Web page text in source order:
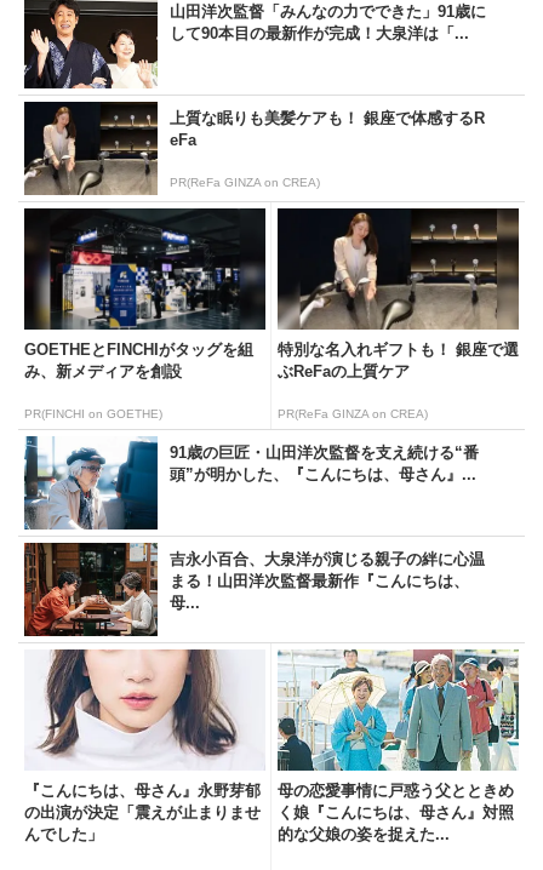
山田洋次監督「みんなの力でできた」91歳に
して90本目の最新作が完成！大泉洋は「...
上質な眠りも美髪ケアも！ 銀座で体感するR
eFa
PR(ReFa GINZA on CREA)
GOETHEとFINCHIがタッグを組
み、新メディアを創設
PR(FINCHI on GOETHE)
特別な名入れギフトも！ 銀座で選
ぶReFaの上質ケア
PR(ReFa GINZA on CREA)
91歳の巨匠・山田洋次監督を支え続ける“番
頭”が明かした、『こんにちは、母さん』...
吉永小百合、大泉洋が演じる親子の絆に心温
まる！山田洋次監督最新作『こんにちは、
母...
『こんにちは、母さん』永野芽郁
の出演が決定「震えが止まりませ
んでした」
母の恋愛事情に戸惑う父とときめ
く娘『こんにちは、母さん』対照
的な父娘の姿を捉えた...